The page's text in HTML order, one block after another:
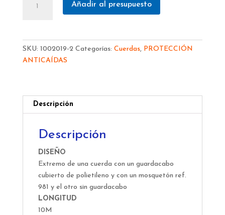
IRUDEK
14
mm.+MOSQUETON
Añadir al presupuesto
SKU: 1002019-2 Categorías: Cuerdas, PROTECCIÓN
ANTICAÍDAS
Descripción
Descripción
DISEÑO
Extremo de una cuerda con un guardacabo
cubierto de polietileno y con un mosquetón ref.
981 y el otro sin guardacabo
LONGITUD
10M